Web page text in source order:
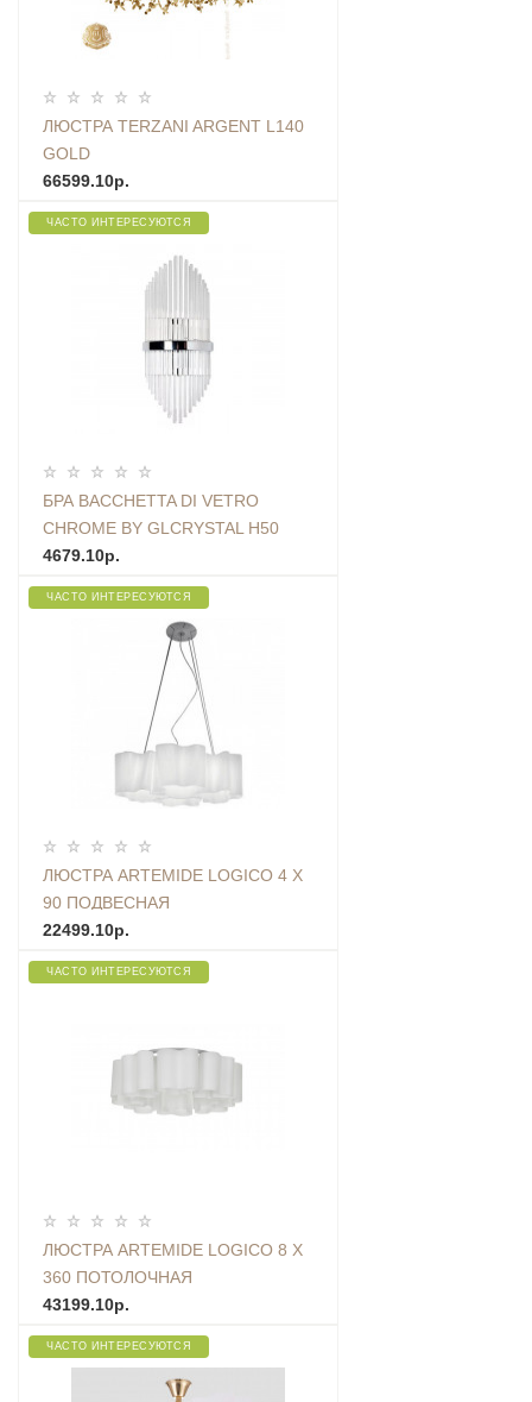
ЛЮСТРА TERZANI ARGENT L140
GOLD
66599.10р.
ЧАСТО ИНТЕРЕСУЮТСЯ
БРА BACCHETTA DI VETRO
CHROME BY GLCRYSTAL H50
ZIGZAG
4679.10р.
ЧАСТО ИНТЕРЕСУЮТСЯ
ЛЮСТРА ARTEMIDE LOGICO 4 X
90 ПОДВЕСНАЯ
22499.10р.
ЧАСТО ИНТЕРЕСУЮТСЯ
ЛЮСТРА ARTEMIDE LOGICO 8 X
360 ПОТОЛОЧНАЯ
43199.10р.
ЧАСТО ИНТЕРЕСУЮТСЯ